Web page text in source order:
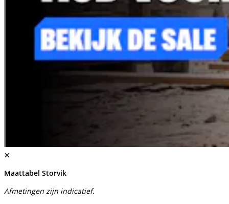
✕
Maattabel Storvik
Afmetingen zijn indicatief.